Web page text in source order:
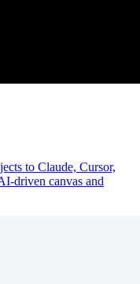
to Claude, Cursor,
driven canvas and